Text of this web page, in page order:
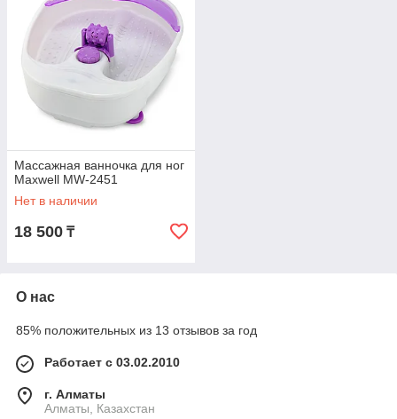
Массажная ванночка для ног
Maxwell MW-2451
Нет в наличии
18 500 ₸
О нас
85% положительных из 13 отзывов за год
Работает с 03.02.2010
г. Алматы
Алматы, Казахстан